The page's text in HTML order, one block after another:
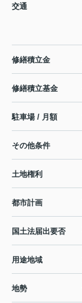
交通
修繕積立金
修繕積立基金
駐車場 / 月額
その他条件
土地権利
都市計画
国土法届出要否
用途地域
地勢